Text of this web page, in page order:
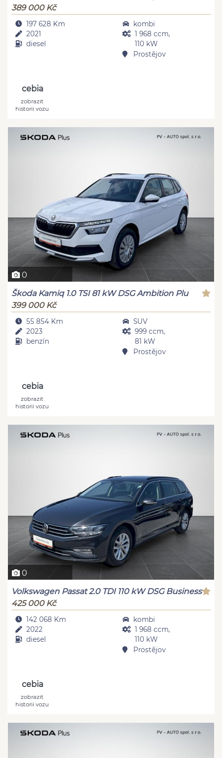
389 000 Kč
197 628 Km
2021
diesel
kombi
1 968 ccm,
110 kW
Prostějov
cebia
zobrazit
historii vozu
0
Škoda Kamiq 1.0 TSI 81 kW DSG Ambition Plu
399 000 Kč
55 854 Km
2023
benzín
SUV
999 ccm,
81 kW
Prostějov
cebia
zobrazit
historii vozu
0
Volkswagen Passat 2.0 TDI 110 kW DSG Business
425 000 Kč
142 068 Km
2022
diesel
kombi
1 968 ccm,
110 kW
Prostějov
cebia
zobrazit
historii vozu